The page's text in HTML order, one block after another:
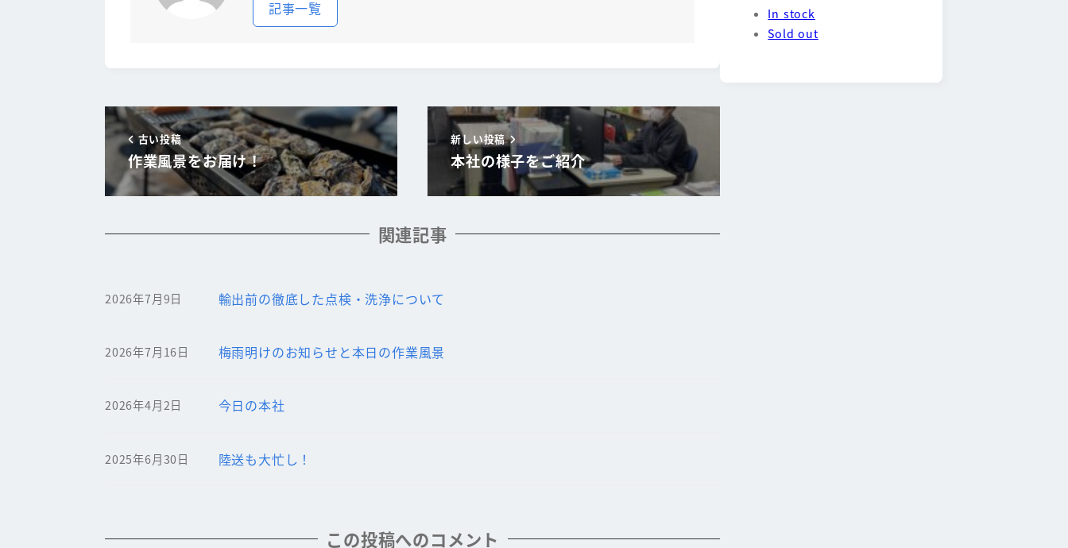
記事一覧
古い投稿
作業風景をお届け！
新しい投稿
本社の様子をご紹介
関連記事
輸出前の徹底した点検・洗浄について
2026年7月9日
梅雨明けのお知らせと本日の作業風景
2026年7月16日
今日の本社
2026年4月2日
陸送も大忙し！
2025年6月30日
この投稿へのコメント
In stock
Sold out